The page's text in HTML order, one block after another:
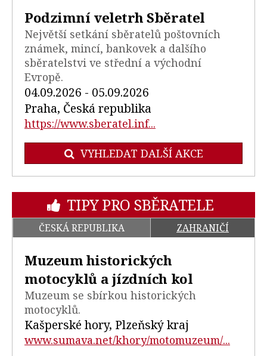
Podzimní veletrh Sběratel
Největší setkání sběratelů poštovních
známek, mincí, bankovek a dalšího
sběratelstvi ve střední a východní
Evropě.
04.09.2026 - 05.09.2026
Praha, Česká republika
https://www.sberatel.inf...
VYHLEDAT DALŠÍ AKCE
TIPY PRO SBĚRATELE
ČESKÁ REPUBLIKA ZAHRANIČÍ
Muzeum historických
motocyklů a jízdních kol
Muzeum se sbírkou historických
motocyklů.
Kašperské hory, Plzeňský kraj
www.sumava.net/khory/motomuzeum/...